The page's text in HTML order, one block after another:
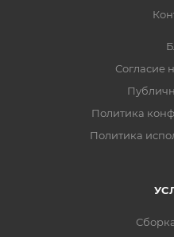
Согласие
Политика
Политика